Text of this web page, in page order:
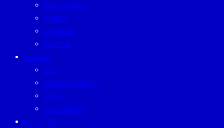
INVESTMENT
TREND
BUSINESS
PEOPLE
FORUM
CEO
ENTREPRENEUR
GURU
SUSTAINISM
LIFESTYLE